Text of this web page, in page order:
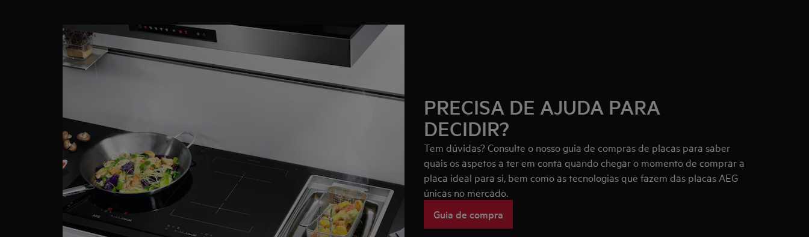
PRECISA DE AJUDA PARA
DECIDIR?
Tem dúvidas? Consulte o nosso guia de compras de placas para saber
quais os aspetos a ter em conta quando chegar o momento de comprar a
placa ideal para si, bem como as tecnologias que fazem das placas AEG
únicas no mercado.
Guia de compra